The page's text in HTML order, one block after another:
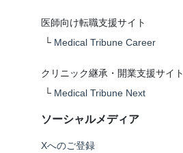
医師向け転職支援サイト
└ Medical Tribune Career
クリニック継承・開業支援サイト
└ Medical Tribune Next
ソーシャルメディア
Xへのご登録